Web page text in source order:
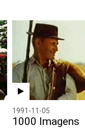
1991-11-05
1000 Imagens